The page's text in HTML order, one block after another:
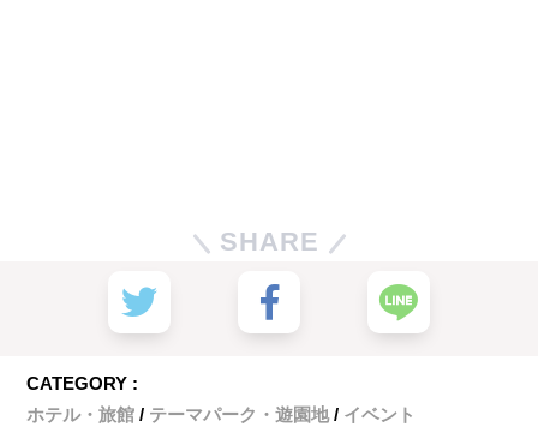
SHARE
CATEGORY :
ホテル・旅館
テーマパーク・遊園地 イベント